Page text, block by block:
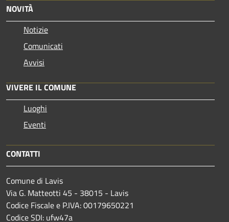
NOVITÀ
Notizie
Comunicati
Avvisi
VIVERE IL COMUNE
Luoghi
Eventi
CONTATTI
Comune di Lavis
Via G. Matteotti 45 - 38015 - Lavis
Codice Fiscale e P.IVA: 00179650221
Codice SDI: ufw47a